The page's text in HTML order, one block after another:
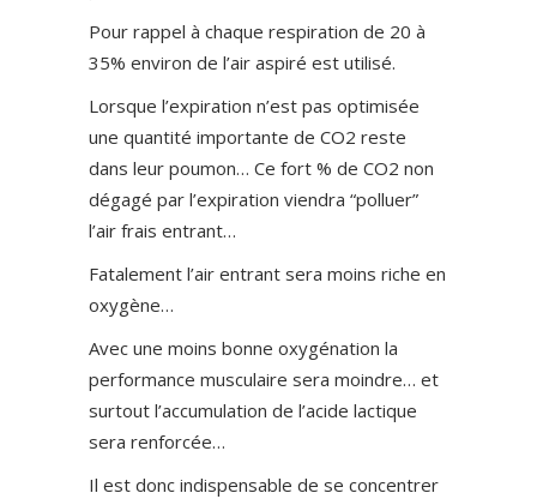
Pour rappel à chaque respiration de 20 à
35% environ de l’air aspiré est utilisé.
Lorsque l’expiration n’est pas optimisée
une quantité importante de CO2 reste
dans leur poumon… Ce fort % de CO2 non
dégagé par l’expiration viendra “polluer”
l’air frais entrant…
Fatalement l’air entrant sera moins riche en
oxygène…
Avec une moins bonne oxygénation la
performance musculaire sera moindre… et
surtout l’accumulation de l’acide lactique
sera renforcée…
Il est donc indispensable de se concentrer